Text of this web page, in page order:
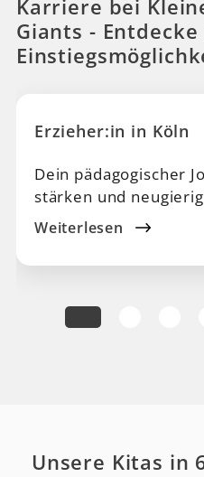
Karriere bei
Giants - Entdecke
Erzieher:in in Köln
Dein pädagogischer
stärken und
Weiterlesen
Unsere Kitas in